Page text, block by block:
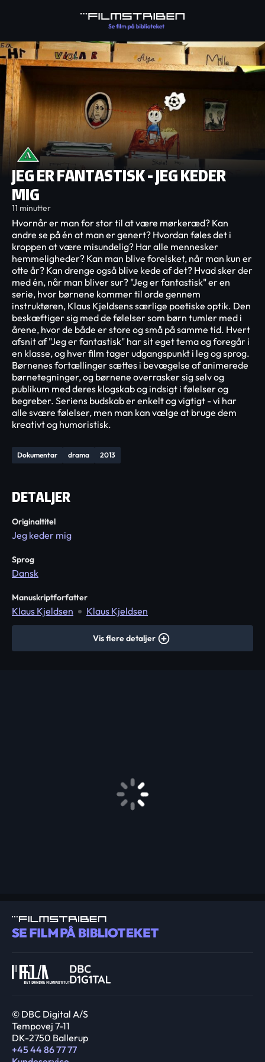
JEG ER FANTASTISK - JEG KEDER
MIG
11 minutter
Dokumentar drama 2013
Hvornår er man for stor til at være mørkeræd? Kan
andre se på én at man er genert? Hvordan føles det i
kroppen at være misundelig? Har alle mennesker
hemmeligheder? Kan man blive forelsket, når man kun er
otte år? Kan drenge også blive kede af det? Hvad sker der
med én, når man bliver sur? "Jeg er fantastisk" er en
serie, hvor børnene kommer til orde gennem
instruktøren, Klaus Kjeldsens særlige poetiske optik. Den
beskæftiger sig med de følelser som børn tumler med i
årene, hvor de både er store og små på samme tid. Hvert
afsnit af "Jeg er fantastisk" har sit eget tema og foregår i
en klasse, og hver film tager udgangspunkt i leg og sprog.
Børnenes fortællinger sættes i bevægelse af animerede
børnetegninger, og børnene overrasker sig selv og
publikum med deres klogskab og indsigt i følelser og
begreber. Seriens budskab er enkelt og vigtigt - vi har
alle svære følelser, men man kan vælge at bruge dem
kreativt og humoristisk.
DETALJER
Originaltitel
Jeg keder mig
Sprog
Dansk
Manuskriptforfatter
Klaus Kjeldsen Klaus Kjeldsen
Vis flere detaljer
© DBC Digital A/S
Tempovej 7-11
DK-2750 Ballerup
+45 44 86 77 77